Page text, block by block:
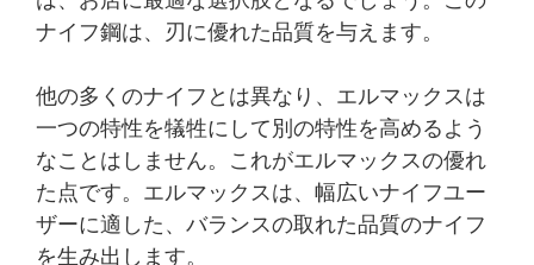
ナイフ鋼は、刃に優れた品質を与えます。
他の多くのナイフとは異なり、エルマックスは
一つの特性を犠牲にして別の特性を高めるよう
なことはしません。これがエルマックスの優れ
た点です。エルマックスは、幅広いナイフユー
ザーに適した、バランスの取れた品質のナイフ
を生み出します。